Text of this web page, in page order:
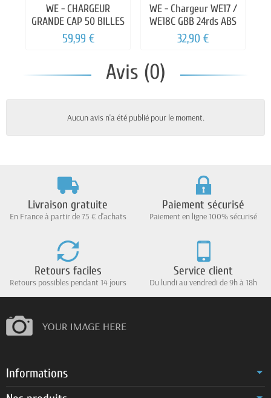
WE - CHARGEUR
GRANDE CAP 50 BILLES
59,99 €
WE - Chargeur WE17 /
WE18C GBB 24rds ABS
32,90 €
Avis (0)
Aucun avis n'a été publié pour le moment.
Livraison gratuite
En France à partir de 75 € d'achats
Paiement sécurisé
Paiement en ligne 100% sécurisé
Retours faciles
Retours possibles pendant 14 jours
Service client
Du lundi au vendredi de 9h à 18h
Informations